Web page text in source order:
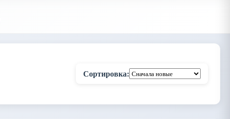
Сортировка: